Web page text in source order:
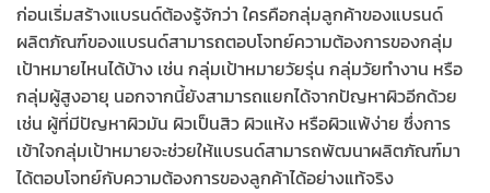
ก่อนเริ่มสร้างแบรนด์ต้องรู้จักว่า ใครคือกลุ่มลูกค้าของแบรนด์
ผลิตภัณฑ์ของแบรนด์สามารถตอบโจทย์ความต้องการของกลุ่ม
เป้าหมายไหนได้บ้าง เช่น กลุ่มเป้าหมายวัยรุ่น กลุ่มวัยทำงาน หรือ
กลุ่มผู้สูงอายุ นอกจากนี้ยังสามารถแยกได้จากปัญหาผิวอีกด้วย
เช่น ผู้ที่มีปัญหาผิวมัน ผิวเป็นสิว ผิวแห้ง หรือผิวแพ้ง่าย ซึ่งการ
เข้าใจกลุ่มเป้าหมายจะช่วยให้แบรนด์สามารถพัฒนาผลิตภัณฑ์มา
ได้ตอบโจทย์กับความต้องการของลูกค้าได้อย่างแท้จริง